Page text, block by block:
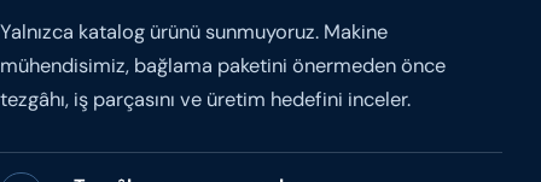
Yalnızca katalog ürünü sunmuyoruz. Makine
mühendisimiz, bağlama paketini önermeden önce
tezgâhı, iş parçasını ve üretim hedefini inceler.